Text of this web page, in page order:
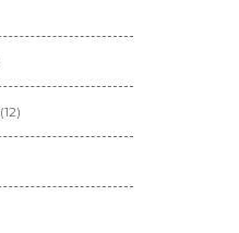
(12)